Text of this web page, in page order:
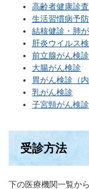
高齢者健康診
生活習慣病予
結核健診・肺
肝炎ウイルス
前立腺がん検診
大腸がん検診
胃がん検診（
乳がん検診
子宮頸がん検診
受診方法
下の医療機関一覧か